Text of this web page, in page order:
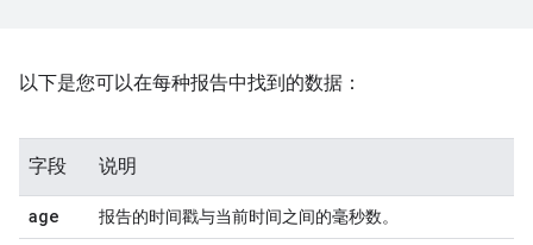
以下是您可以在每种报告中找到的数据：
字段 说明
age 报告的时间戳与当前时间之间的毫秒数。